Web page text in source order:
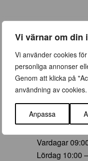
Vi värnar om din
Vi använder cookies
personliga annonser
Genom att klicka på
användning av cookies.
Anpassa
Vår (23 mars
Vardagar
Lördag 10:00
Söndag/
Vardagar
Lördag 10:00